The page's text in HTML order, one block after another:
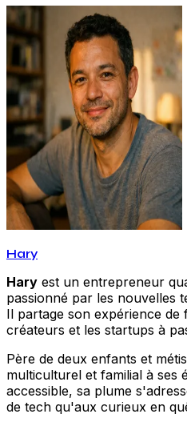
Hary
Hary est un entrepreneur
passionné par les nouvelles
Il partage son expérience
créateurs et les startups à
Père de deux enfants et
multiculturel et familial à ses
accessible, sa plume
de tech qu'aux curieux en